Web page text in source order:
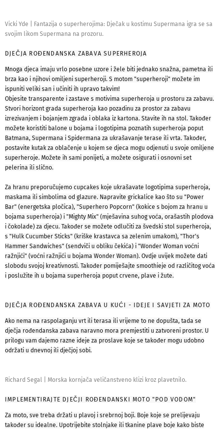
Vicki Yde
Fantazija o superherojima: Dječak u kostimu Supermana igra se sa
svojim likom Supermana na prozoru.
DJEČJA ROĐENDANSKA ZABAVA SUPERHEROJA
Mnoga djeca imaju vrlo posebne uzore i žele biti jednako snažna, pametna ili
brza kao i njihovi omiljeni superheroji. S motom "superheroji" možete im
ispuniti veliki san i učiniti ih upravo takvim!
Objesite transparente i zastave s motivima superheroja u prostoru za zabavu.
Stvori horizont grada superheroja kao pozadinu za prostor za zabavu
izrezivanjem i bojanjem zgrada i oblaka iz kartona. Stavite ih na stol. Također
možete koristiti balone u bojama i logotipima poznatih superheroja poput
Batmana, Supermana i Spidermana za ukrašavanje terase ili vrta. Također,
postavite kutak za oblačenje u kojem se djeca mogu odjenuti u svoje omiljene
superheroje. Možete ih sami ponijeti, a možete osigurati i osnovni set
pelerina ili slično.
Za hranu preporučujemo cupcakes koje ukrašavate logotipima superheroja,
maskama ili simbolima od glazure. Napravite grickalice kao što su "Power
Bar" (energetska pločica), "Superhero Popcorn" (kokice s bojom za hranu u
bojama superheroja) i "Mighty Mix" (mješavina suhog voća, orašastih plodova
i čokolade) za djecu. Također se možete odlučiti za švedski stol superheroja,
s "Hulk Cucumber Sticks" (kriške krastavca sa zelenim umakom), "Thor's
Hammer Sandwiches" (sendviči u obliku čekića) i "Wonder Woman voćni
ražnjići" (voćni ražnjići u bojama Wonder Woman). Ovdje uvijek možete dati
slobodu svojoj kreativnosti. Također pomiješajte smoothieje od različitog voća
i poslužite ih u bojama superheroja poput crvene, plave i žute.
DJEČJA ROĐENDANSKA ZABAVA U KUĆI - IDEJE I SAVJETI ZA MOTO
Ako nema na raspolaganju vrt ili terasa ili vrijeme to ne dopušta, tada se
dječja rođendanska zabava naravno mora premjestiti u zatvoreni prostor. U
prilogu vam dajemo razne ideje za proslave koje se također mogu udobno
održati u dnevnoj ili dječjoj sobi.
Richard Segal Morska kornjača veličanstveno klizi kroz plavetnilo.
IMPLEMENTIRAJTE DJEČJI ROĐENDANSKI MOTO "POD VODOM"
Za moto, sve treba držati u plavoj i srebrnoj boji. Boje koje se prelijevaju
također su idealne. Upotrijebite stolnjake ili tkanine plave boje kako biste